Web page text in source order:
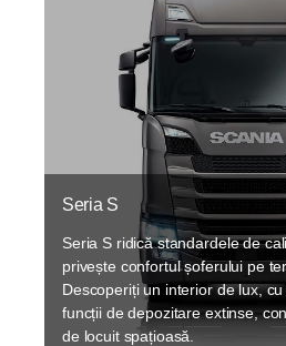
Seria S
Seria S ridică standardele de
privește confortul șoferului pe
Descoperiți un interior de lux,
funcții de depozitare extinse,
de locuit spațioasă.